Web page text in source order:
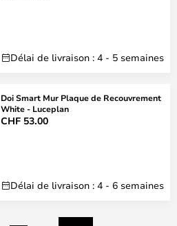
Délai de livraison : 4 - 5 semaines
Doi Smart Mur Plaque de Recouvrement
White - Luceplan
CHF 53.00
Délai de livraison : 4 - 6 semaines